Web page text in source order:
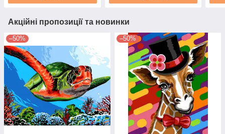
Акційні пропозиції та новинки
–50% –50%